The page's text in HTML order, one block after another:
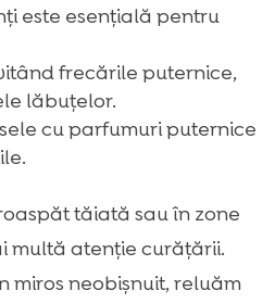
este esențială pentru
frecările puternice,
lăbuțelor.
cu parfumuri puternice
tăiată sau în zone
multă atenție curățării.
miros neobișnuit, reluăm